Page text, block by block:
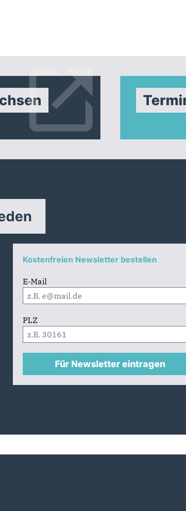
Kostenfreien Newsletter bestellen
E-Mail
PLZ
Für Newsletter eintragen